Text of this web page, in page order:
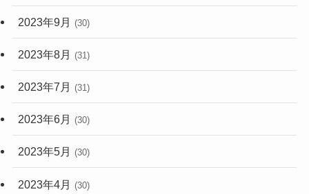
2023年9月 (30)
2023年8月 (31)
2023年7月 (31)
2023年6月 (30)
2023年5月 (30)
2023年4月 (30)